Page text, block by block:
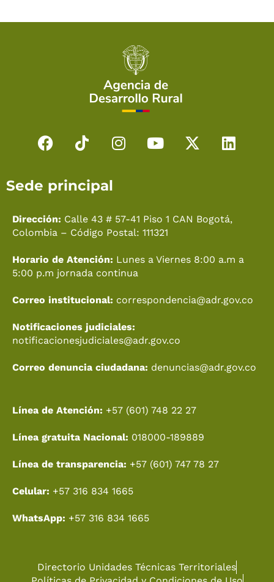
F
e
o
o
T
t
k
I
g
r
m
Y
b
e
X
t
r
L
d
Sede principal
Dirección: Calle 43 # 57-41 Piso 1 CAN Bogotá,
Colombia – Código Postal: 111321
Horario de Atención: Lunes a Viernes 8:00 a.m a
5:00 p.m jornada continua
Correo institucional: correspondencia@adr.gov.co
Notificaciones judiciales:
notificacionesjudiciales@adr.gov.co
Correo denuncia ciudadana: denuncias@adr.gov.co
Línea de Atención: +57 (601) 748 22 27
Línea gratuita Nacional: 018000-189889
Línea de transparencia: +57 (601) 747 78 27
Celular: +57 316 834 1665
WhatsApp: +57 316 834 1665
Directorio Unidades Técnicas Territoriales